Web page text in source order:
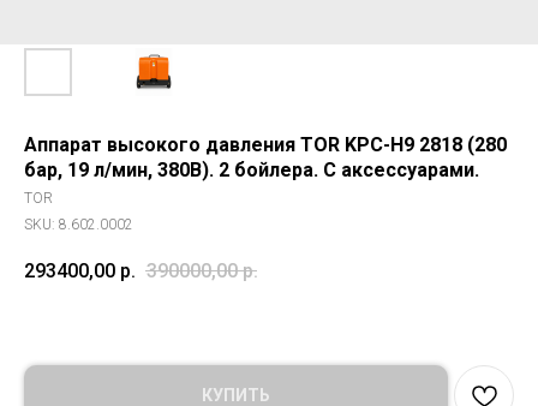
Аппарат высокого давления TOR KPC-H9 2818 (280
бар, 19 л/мин, 380В). 2 бойлера. С аксессуарами.
TOR
SKU: 8.602.0002
293400,00 р. 390000,00 р.
КУПИТЬ